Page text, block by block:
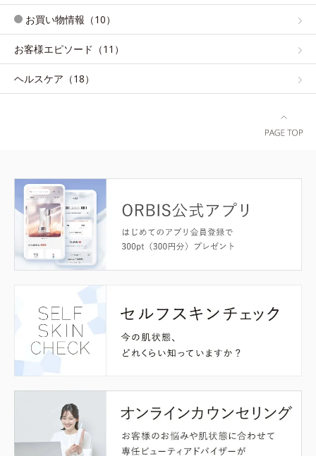
お買い物情報（10）
お客様エピソード（11）
ヘルスケア（18）